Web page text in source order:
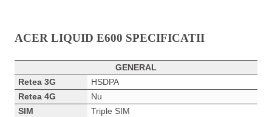
ACER LIQUID E600 SPECIFICATII
GENERAL
Retea 3G
HSDPA
Retea 4G
Nu
SIM
Triple SIM